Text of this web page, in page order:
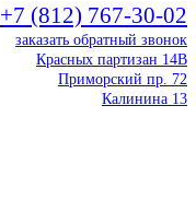
+7 (812) 767-30-02
заказать обратный звонок
Красных партизан 14В
Приморский пр. 72
Калинина 13